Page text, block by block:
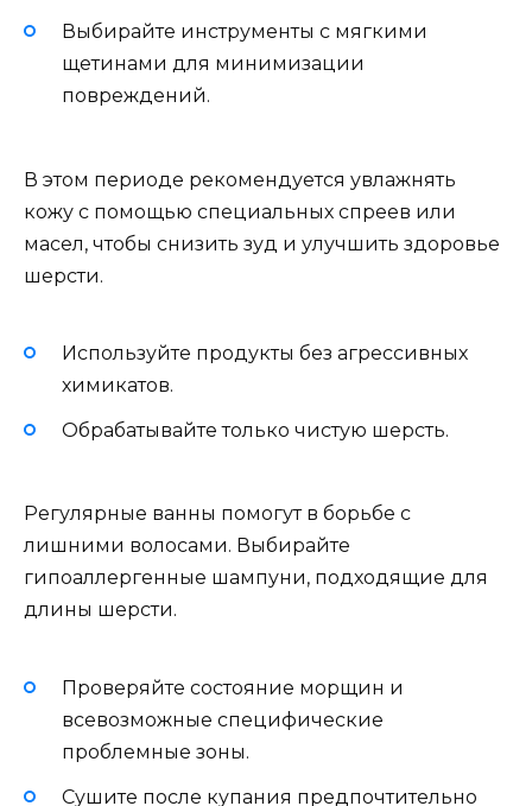
Выбирайте инструменты с мягкими
щетинами для минимизации
повреждений.
В этом периоде рекомендуется увлажнять
кожу с помощью специальных спреев или
масел, чтобы снизить зуд и улучшить здоровье
шерсти.
Используйте продукты без агрессивных
химикатов.
Обрабатывайте только чистую шерсть.
Регулярные ванны помогут в борьбе с
лишними волосами. Выбирайте
гипоаллергенные шампуни, подходящие для
длины шерсти.
Проверяйте состояние морщин и
всевозможные специфические
проблемные зоны.
Сушите после купания предпочтительно